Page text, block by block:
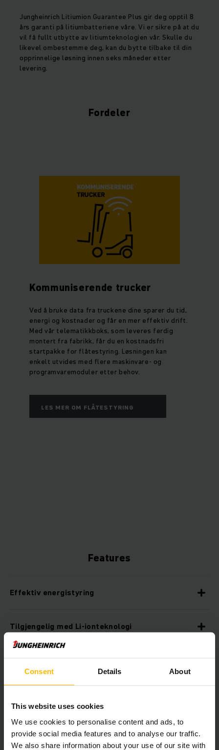
Consent Details About
This website uses cookies
We use cookies to personalise content and ads, to
provide social media features and to analyse our traffic.
We also share information about your use of our site with
Jungheinrich Litiumion Guarantee Plus gir deg opptil 8
års garanti på litiumbatteriene våre. Vi er sikre på at du
vil få fullt utbytte av litiumteknologien vår. Skulle du
likevel ombestemme deg, kan du bytte tilbake til din
opprinnelige løsning innen seks måneder etter
levering.
Fordeler
Kommuniserende trucker
Ved å bruke data fra truckene dine sparer du tid,
energi og kostnader og får en mer effektiv drift.
Med vår telematikkboks, som leveres ferdig
montert fra fabrikk, får du en kostnadsfri
startpakke for flåtestyring. Løsningen kan
enkelt utvides med flere maskinvare- og
programvaremoduler etter behov.
LES MER OM FLÅTESTYRING
Features
Effektiv energistyring
Tilgjengelig med Li-ionteknologi
Sikker arbeidsplass
God ergonomi